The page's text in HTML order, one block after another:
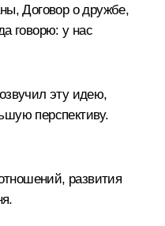
Договор о дружбе,
говорю: у нас
эту идею,
перспективу.
развития